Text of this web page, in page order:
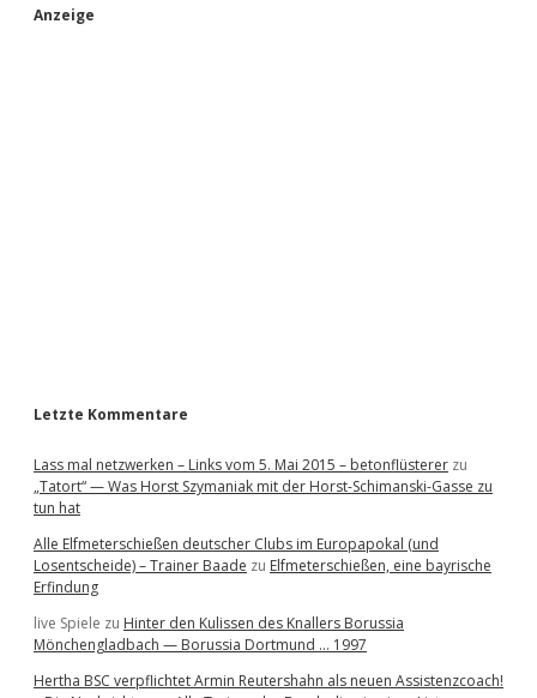
S
Anzeige
Letzte Kommentare
Lass mal netzwerken – Links vom 5. Mai 2015 – betonflüsterer zu
„Tatort“ — Was Horst Szymaniak mit der Horst-Schimanski-Gasse zu
tun hat
Alle Elfmeterschießen deutscher Clubs im Europapokal (und
Losentscheide) – Trainer Baade zu Elfmeterschießen, eine bayrische
Erfindung
live Spiele zu Hinter den Kulissen des Knallers Borussia
Mönchengladbach — Borussia Dortmund … 1997
Hertha BSC verpflichtet Armin Reutershahn als neuen Assistenzcoach!